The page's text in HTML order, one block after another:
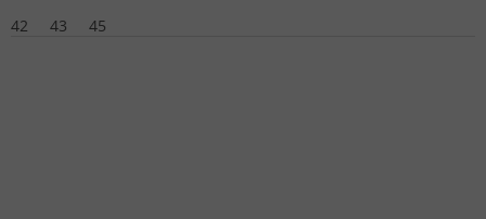
42
43 45